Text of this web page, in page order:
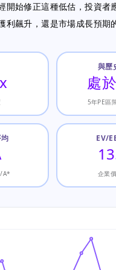
開始修正這種低估，投資者
利飆升，還是市場成長預期
與歷
處
5年PE區
A*
EV/
企業